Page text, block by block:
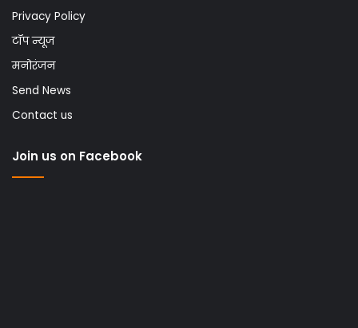
Privacy Policy
टॉप न्यूज
मनोरंजन
Send News
Contact us
Join us on Facebook